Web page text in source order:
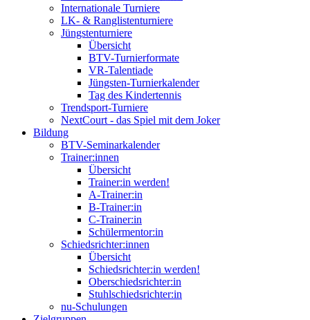
Internationale Turniere
LK- & Ranglistenturniere
Jüngstenturniere
Übersicht
BTV-Turnierformate
VR-Talentiade
Jüngsten-Turnierkalender
Tag des Kindertennis
Trendsport-Turniere
NextCourt - das Spiel mit dem Joker
Bildung
BTV-Seminarkalender
Trainer:innen
Übersicht
Trainer:in werden!
A-Trainer:in
B-Trainer:in
C-Trainer:in
Schülermentor:in
Schiedsrichter:innen
Übersicht
Schiedsrichter:in werden!
Oberschiedsrichter:in
Stuhlschiedsrichter:in
nu-Schulungen